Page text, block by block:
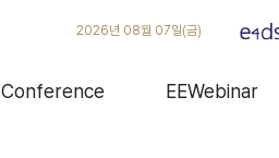
2026년 08월 07일(금)
Conference EEWebinar